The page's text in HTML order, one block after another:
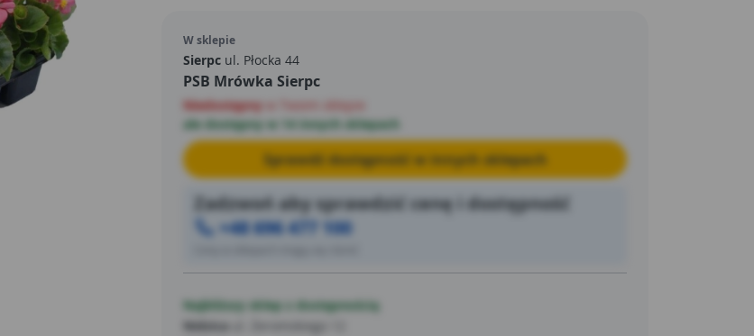
W sklepie
Sierpc ul. Płocka 44
PSB Mrówka Sierpc
Niedostępny w Twoim sklepie
ale dostępny w 14 innych sklepach
Sprawdź dostępność w innych sklepach
Zadzwoń aby sprawdzić cenę i dostępność
+48 696 477 100
Najbliższy sklep z dostępnością
Nidzica
ul. Żeromskiego 12